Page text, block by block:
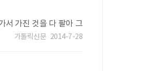
서 가진 것을 다 팔아 그
가톨릭신문 2014-7-28